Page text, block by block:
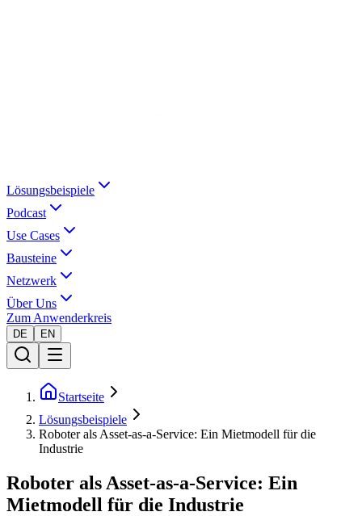
Lösungsbeispiele
Podcast
Use Cases
Bausteine
Netzwerk
Über Uns
Zum Anwenderkreis
DE EN
Startseite
Lösungsbeispiele
Roboter als Asset-as-a-Service: Ein Mietmodell für die
Industrie
Roboter als Asset-as-a-Service: Ein
Mietmodell für die Industrie